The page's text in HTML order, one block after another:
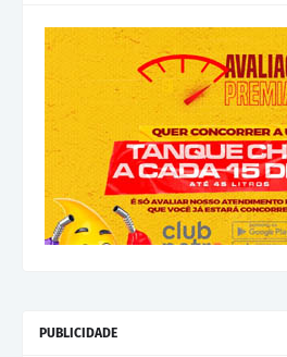
PUBLICIDADE